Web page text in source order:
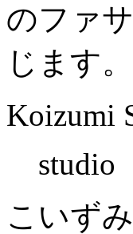
のファ
じます。
Koizumi
studio
こいず